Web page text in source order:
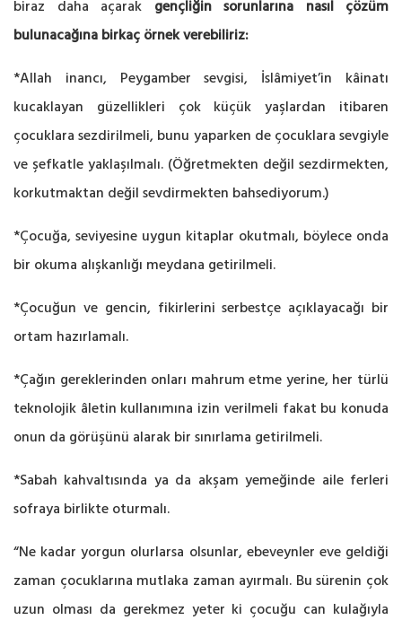
biraz daha açarak gençliğin sorunlarına nasıl çözüm
bulunacağına birkaç örnek verebiliriz:
*Allah inancı, Peygamber sevgisi, İslâmiyet’in kâinatı
kucaklayan güzellikleri çok küçük yaşlardan itibaren
çocuklara sezdirilmeli, bunu yaparken de çocuklara sevgiyle
ve şefkatle yaklaşılmalı. (Öğretmekten değil sezdirmekten,
korkutmaktan değil sevdirmekten bahsediyorum.)
*Çocuğa, seviyesine uygun kitaplar okutmalı, böylece onda
bir okuma alışkanlığı meydana getirilmeli.
*Çocuğun ve gencin, fikirlerini serbestçe açıklayacağı bir
ortam hazırlamalı.
*Çağın gereklerinden onları mahrum etme yerine, her türlü
teknolojik âletin kullanımına izin verilmeli fakat bu konuda
onun da görüşünü alarak bir sınırlama getirilmeli.
*Sabah kahvaltısında ya da akşam yemeğinde aile ferleri
sofraya birlikte oturmalı.
“Ne kadar yorgun olurlarsa olsunlar, ebeveynler eve geldiği
zaman çocuklarına mutlaka zaman ayırmalı. Bu sürenin çok
uzun olması da gerekmez yeter ki çocuğu can kulağıyla